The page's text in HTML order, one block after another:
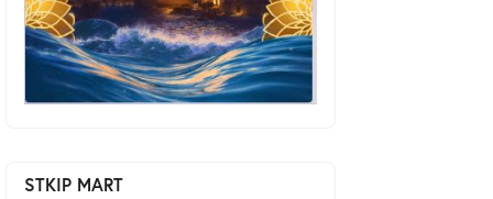
STKIP MART